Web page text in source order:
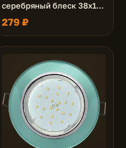
серебряный блеск 38x126
(светильник) (к+)
279 ₽